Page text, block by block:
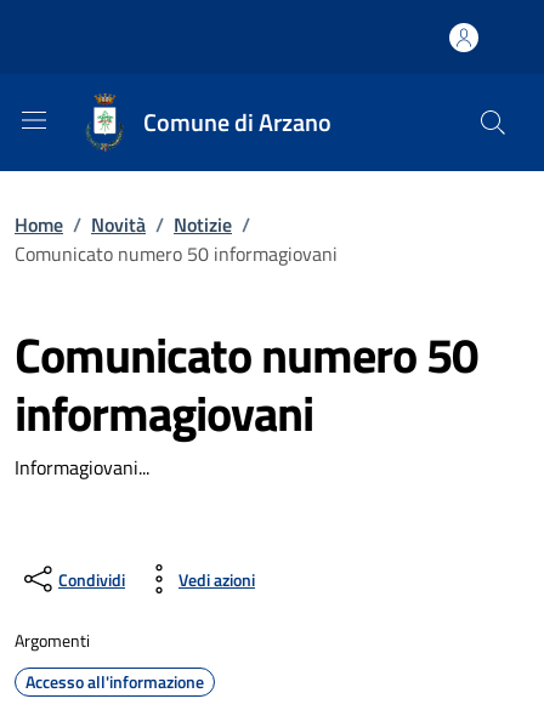
Comune di Arzano
Home / Novità / Notizie /
Comunicato numero 50 informagiovani
Comunicato numero 50
informagiovani
Informagiovani...
Condividi Vedi azioni
Argomenti
Accesso all'informazione